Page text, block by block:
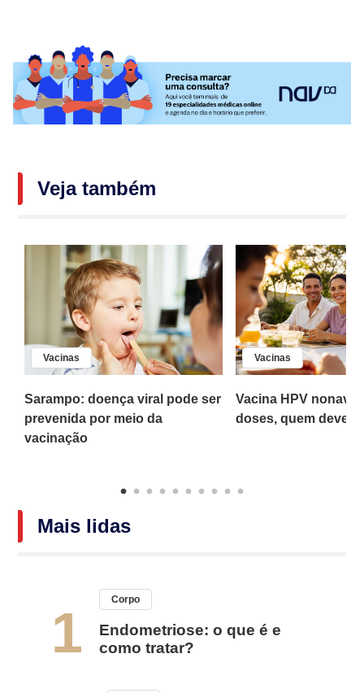
Veja também
Vacinas
Sarampo: doença viral pode ser
prevenida por meio da
vacinação
Vacinas
Vacina HPV
doses, quem deve
Mais lidas
1
Corpo
Endometriose: o que é e
como tratar?